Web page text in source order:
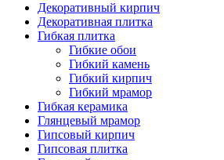
Декоративный кирпич
Декоративная плитка
Гибкая плитка
Гибкие обои
Гибкий камень
Гибкий кирпич
Гибкий мрамор
Гибкая керамика
Глянцевый мрамор
Гипсовый кирпич
Гипсовая плитка